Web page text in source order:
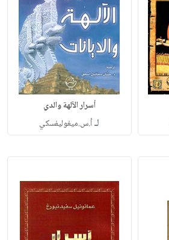
أسرار الآلهة والدي
لـأ.س.ميغوليفسكي